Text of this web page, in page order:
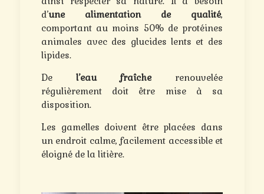
d’une alimentation de qualité,
comportant au moins 50% de protéines
animales avec des glucides lents et des
lipides.
De l’eau fraîcherenouvelée
régulièrement doit être mise à sa
disposition.
Les gamelles doivent être placées dans
un endroit calme, facilement accessible et
éloigné de la litière.